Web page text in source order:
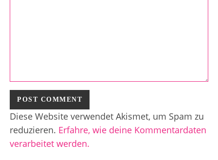
Diese Website verwendet Akismet, um Spam zu
reduzieren. Erfahre, wie deine Kommentardaten
verarbeitet werden.